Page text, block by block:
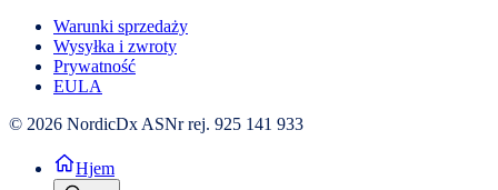
Warunki sprzedaży
Wysyłka i zwroty
Prywatność
EULA
© 2026 NordicDx ASNr rej. 925 141 933
Hjem